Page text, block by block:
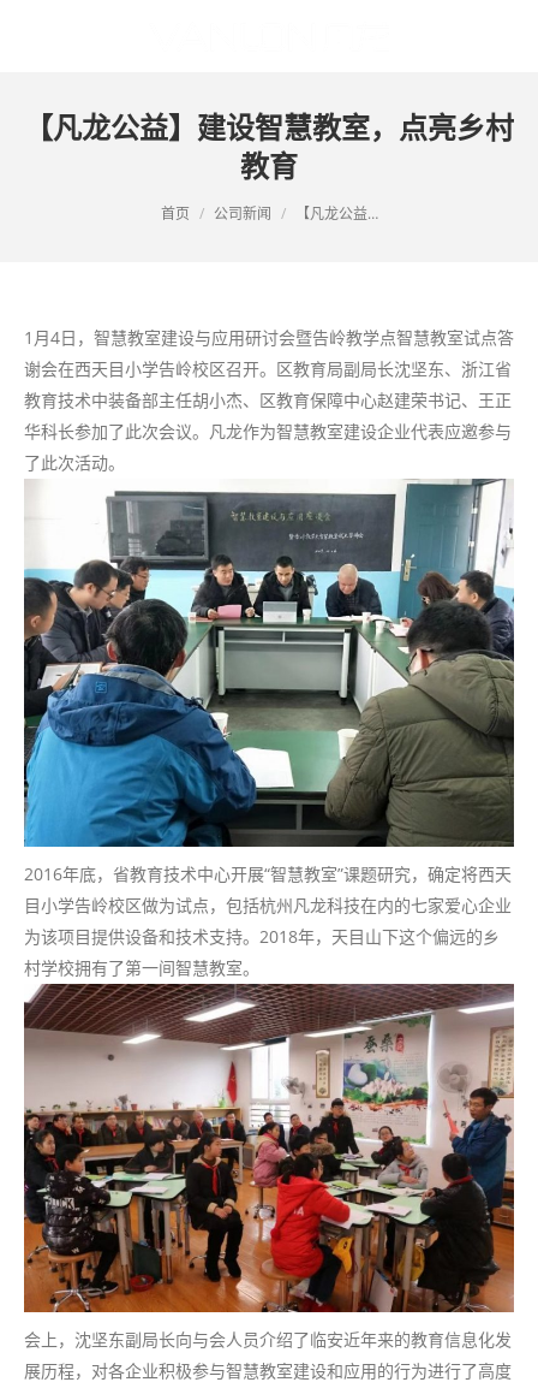
【凡龙公益】建设智慧教室，点亮乡村
教育
首页 公司新闻 【凡龙公益…
1月4日，智慧教室建设与应用研讨会暨告岭教学点智慧教室试点答
谢会在西天目小学告岭校区召开。区教育局副局长沈坚东、浙江省
教育技术中装备部主任胡小杰、区教育保障中心赵建荣书记、王正
华科长参加了此次会议。凡龙作为智慧教室建设企业代表应邀参与
了此次活动。
2016年底，省教育技术中心开展“智慧教室”课题研究，确定将西天
目小学告岭校区做为试点，包括杭州凡龙科技在内的七家爱心企业
为该项目提供设备和技术支持。2018年，天目山下这个偏远的乡
村学校拥有了第一间智慧教室。
会上，沈坚东副局长向与会人员介绍了临安近年来的教育信息化发
展历程，对各企业积极参与智慧教室建设和应用的行为进行了高度